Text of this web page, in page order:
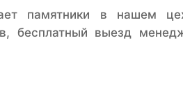
памятники в нашем
бесплатный выезд